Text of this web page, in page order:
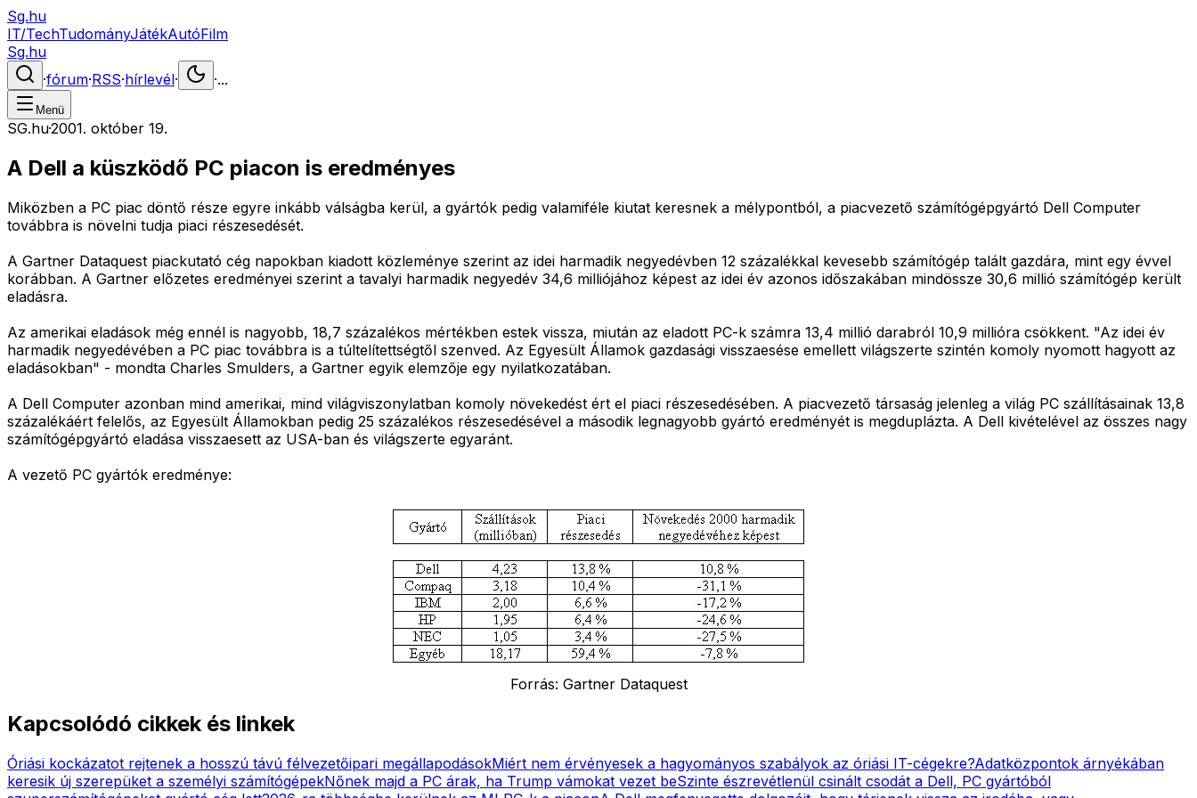
Sg.hu
IT/TechTudományJátékAutóFilm
Sg.hu
·fórum·RSS·hírlevél· ·...
Menü
SG.hu·2001. október 19.
A Dell a küszködő PC piacon is eredményes
Miközben a PC piac döntő része egyre inkább válságba kerül, a gyártók pedig valamiféle kiutat keresnek a mélypontból, a piacvezető számítógépgyártó Dell Computer
továbbra is növelni tudja piaci részesedését.
A Gartner Dataquest piackutató cég napokban kiadott közleménye szerint az idei harmadik negyedévben 12 százalékkal kevesebb számítógép talált gazdára, mint egy évvel
korábban. A Gartner előzetes eredményei szerint a tavalyi harmadik negyedév 34,6 milliójához képest az idei év azonos időszakában mindössze 30,6 millió számítógép került
eladásra.
Az amerikai eladások még ennél is nagyobb, 18,7 százalékos mértékben estek vissza, miután az eladott PC-k számra 13,4 millió darabról 10,9 millióra csökkent. "Az idei év
harmadik negyedévében a PC piac továbbra is a túltelítettségtől szenved. Az Egyesült Államok gazdasági visszaesése emellett világszerte szintén komoly nyomott hagyott az
eladásokban" - mondta Charles Smulders, a Gartner egyik elemzője egy nyilatkozatában.
A Dell Computer azonban mind amerikai, mind világviszonylatban komoly növekedést ért el piaci részesedésében. A piacvezető társaság jelenleg a világ PC szállításainak 13,8
százalékáért felelős, az Egyesült Államokban pedig 25 százalékos részesedésével a második legnagyobb gyártó eredményét is megduplázta. A Dell kivételével az összes nagy
számítógépgyártó eladása visszaesett az USA-ban és világszerte egyaránt.
A vezető PC gyártók eredménye:
Forrás: Gartner Dataquest
Kapcsolódó cikkek és linkek
Óriási kockázatot rejtenek a hosszú távú félvezetőipari megállapodásokMiért nem érvényesek a hagyományos szabályok az óriási IT-cégekre?Adatközpontok árnyékában
keresik új szerepüket a személyi számítógépekNőnek majd a PC árak, ha Trump vámokat vezet beSzinte észrevétlenül csinált csodát a Dell, PC gyártóból